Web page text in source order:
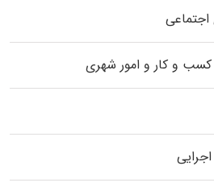
و کار و امور شهری